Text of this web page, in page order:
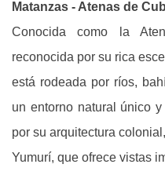
Matanzas - Atenas de
Conocida como la
reconocida por su rica
está rodeada por ríos,
un entorno natural único
por su arquitectura
Yumurí, que ofrece vistas